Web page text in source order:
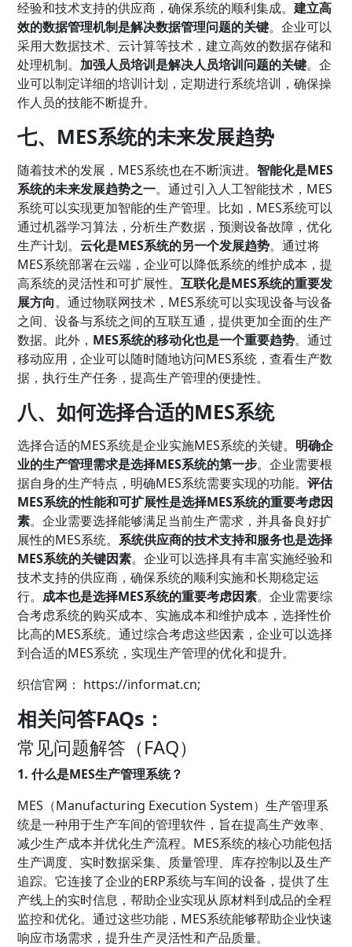
经验和技术支持的供应商，确保系统的顺利集成。建立高
效的数据管理机制是解决数据管理问题的关键。企业可以
采用大数据技术、云计算等技术，建立高效的数据存储和
处理机制。 加强人员培训是解决人员培训问题的关键。企
业可以制定详细的培训计划，定期进行系统培训，确保操
作人员的技能不断提升。
七、MES系统的未来发展趋势
随着技术的发展，MES系统也在不断演进。智能化是MES
系统的未来发展趋势之一。通过引入人工智能技术，MES
系统可以实现更加智能的生产管理。比如，MES系统可以
通过机器学习算法，分析生产数据，预测设备故障，优化
生产计划。云化是MES系统的另一个发展趋势。通过将
MES系统部署在云端，企业可以降低系统的维护成本，提
高系统的灵活性和可扩展性。互联化是MES系统的重要发
展方向。通过物联网技术，MES系统可以实现设备与设备
之间、设备与系统之间的互联互通，提供更加全面的生产
数据。此外， MES系统的移动化也是一个重要趋势。通过
移动应用，企业可以随时随地访问MES系统，查看生产数
据，执行生产任务，提高生产管理的便捷性。
八、如何选择合适的MES系统
选择合适的MES系统是企业实施MES系统的关键。 明确企
业的生产管理需求是选择MES系统的第一步。企业需要根
据自身的生产特点，明确MES系统需要实现的功能。评估
MES系统的性能和可扩展性是选择MES系统的重要考虑因
素。企业需要选择能够满足当前生产需求，并具备良好扩
展性的MES系统。系统供应商的技术支持和服务也是选择
MES系统的关键因素。企业可以选择具有丰富实施经验和
技术支持的供应商，确保系统的顺利实施和长期稳定运
行。 成本也是选择MES系统的重要考虑因素。企业需要综
合考虑系统的购买成本、实施成本和维护成本，选择性价
比高的MES系统。通过综合考虑这些因素，企业可以选择
到合适的MES系统，实现生产管理的优化和提升。
织信官网： https://informat.cn;
相关问答FAQs：
常见问题解答（FAQ）
1. 什么是MES生产管理系统？
MES（Manufacturing Execution System）生产管理系
统是一种用于生产车间的管理软件，旨在提高生产效率、
减少生产成本并优化生产流程。MES系统的核心功能包括
生产调度、实时数据采集、质量管理、库存控制以及生产
追踪。它连接了企业的ERP系统与车间的设备，提供了生
产线上的实时信息，帮助企业实现从原材料到成品的全程
监控和优化。通过这些功能，MES系统能够帮助企业快速
响应市场需求，提升生产灵活性和产品质量。